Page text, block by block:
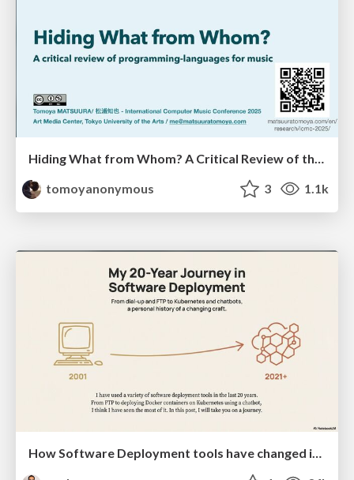
Hiding What from Whom? A Critical Review of the History of Programming languages for Music
tomoyanonymous
3 1.1k
How Software Deployment tools have changed in the past 20 years